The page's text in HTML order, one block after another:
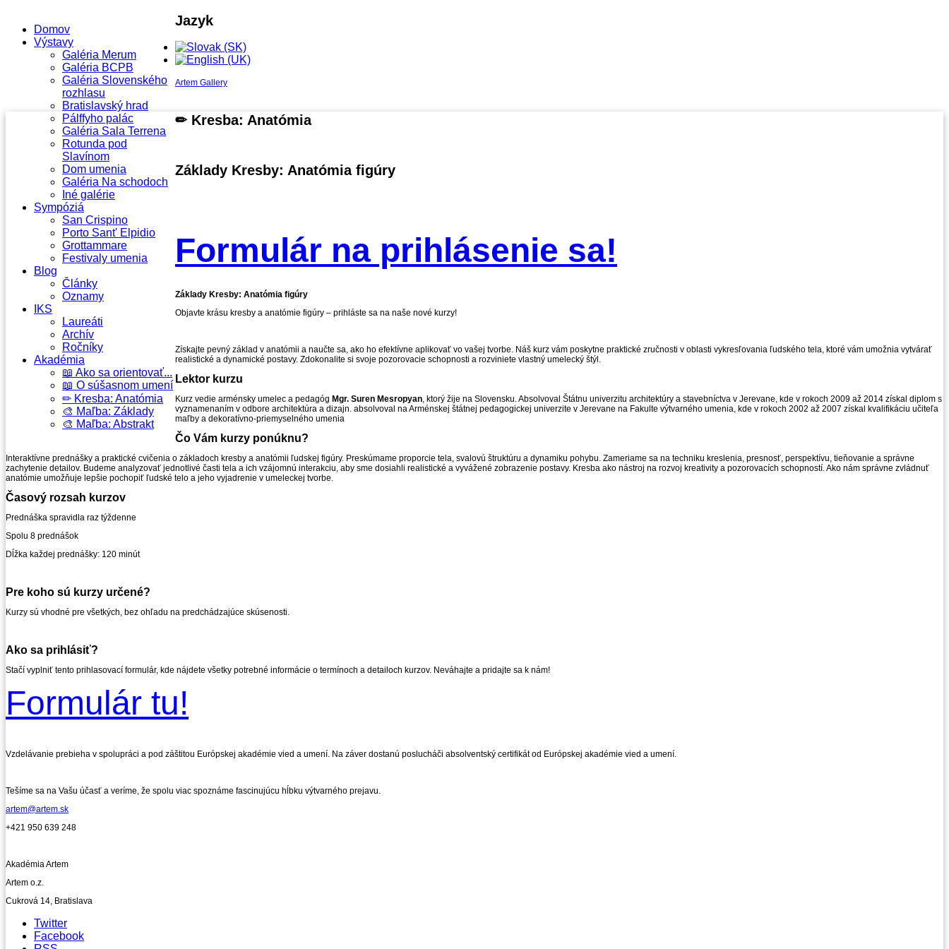
Domov
Výstavy
Galéria Merum
Galéria BCPB
Galéria Slovenského
rozhlasu
Bratislavský hrad
Pálffyho palác
Galéria Sala Terrena
Rotunda pod
Slavínom
Dom umenia
Galéria Na schodoch
Iné galérie
Sympóziá
San Crispino
Porto Sant' Elpidio
Grottammare
Festivaly umenia
Blog
Články
Oznamy
IKS
Laureáti
Archív
Ročníky
Akadémia
📖 Ako sa orientovať...
📖 O súšasnom umení
✏ Kresba: Anatómia
🎨 Maľba: Základy
🎨 Maľba: Abstrakt
Jazyk
Artem Gallery
✏ Kresba: Anatómia
Základy Kresby: Anatómia figúry
Formulár na prihlásenie sa!
Základy Kresby: Anatómia figúry
Objavte krásu kresby a anatómie figúry – prihláste sa na naše nové kurzy!
Získajte pevný základ v anatómii a naučte sa, ako ho efektívne aplikovať vo vašej tvorbe. Náš kurz vám poskytne praktické zručnosti v oblasti vykresľovania ľudského tela, ktoré vám umožnia vytvárať
realistické a dynamické postavy. Zdokonalite si svoje pozorovacie schopnosti a rozviniete vlastný umelecký štýl.
Lektor kurzu
Kurz vedie arménsky umelec a pedagóg Mgr. Suren Mesropyan , ktorý žije na Slovensku. Absolvoval Štátnu univerzitu architektúry a stavebníctva v Jerevane, kde v rokoch 2009 až 2014 získal diplom s
vyznamenaním v odbore architektúra a dizajn. absolvoval na Arménskej štátnej pedagogickej univerzite v Jerevane na Fakulte výtvarného umenia, kde v rokoch 2002 až 2007 získal kvalifikáciu učiteľa
maľby a dekoratívno-priemyselného umenia
Čo Vám kurzy ponúknu?
Interaktívne prednášky a praktické cvičenia o základoch kresby a anatómii ľudskej figúry. Preskúmame proporcie tela, svalovú štruktúru a dynamiku pohybu. Zameriame sa na techniku ​​kreslenia, presnosť, perspektívu, tieňovanie a správne
zachytenie detailov. Budeme analyzovať jednotlivé časti tela a ich vzájomnú interakciu, aby sme dosiahli realistické a vyvážené zobrazenie postavy. Kresba ako nástroj na rozvoj kreativity a pozorovacích schopností. Ako nám správne zvládnuť
anatómie umožňuje lepšie pochopiť ľudské telo a jeho vyjadrenie v umeleckej tvorbe.
Časový rozsah kurzov
Prednáška spravidla raz týždenne
Spolu 8 prednášok
Dĺžka každej prednášky: 120 minút
Pre koho sú kurzy určené?
Kurzy sú vhodné pre všetkých, bez ohľadu na predchádzajúce skúsenosti.
Ako sa prihlásiť?
Stačí vyplniť tento prihlasovací formulár, kde nájdete všetky potrebné informácie o termínoch a detailoch kurzov. Neváhajte a pridajte sa k nám!
Formulár tu!
Vzdelávanie prebieha v spolupráci a pod záštitou Európskej akadémie vied a umení. Na záver dostanú poslucháči absolventský certifikát od Európskej akadémie vied a umení.
Tešíme sa na Vašu účasť a veríme, že spolu viac spoznáme fascinujúcu hĺbku výtvarného prejavu.
artem@artem.sk
+421 950 639 248
Akadémia Artem
Artem o.z.
Cukrová 14, Bratislava
Twitter
Facebook